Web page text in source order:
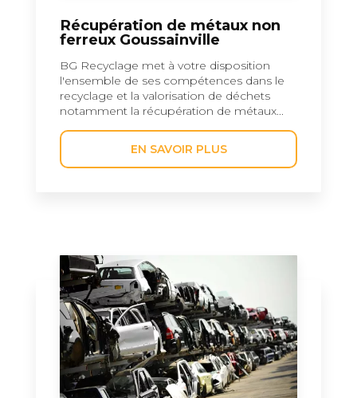
Récupération de métaux non
ferreux Goussainville
BG Recyclage met à votre disposition
l'ensemble de ses compétences dans le
recyclage et la valorisation de déchets
notamment la récupération de métaux...
EN SAVOIR PLUS